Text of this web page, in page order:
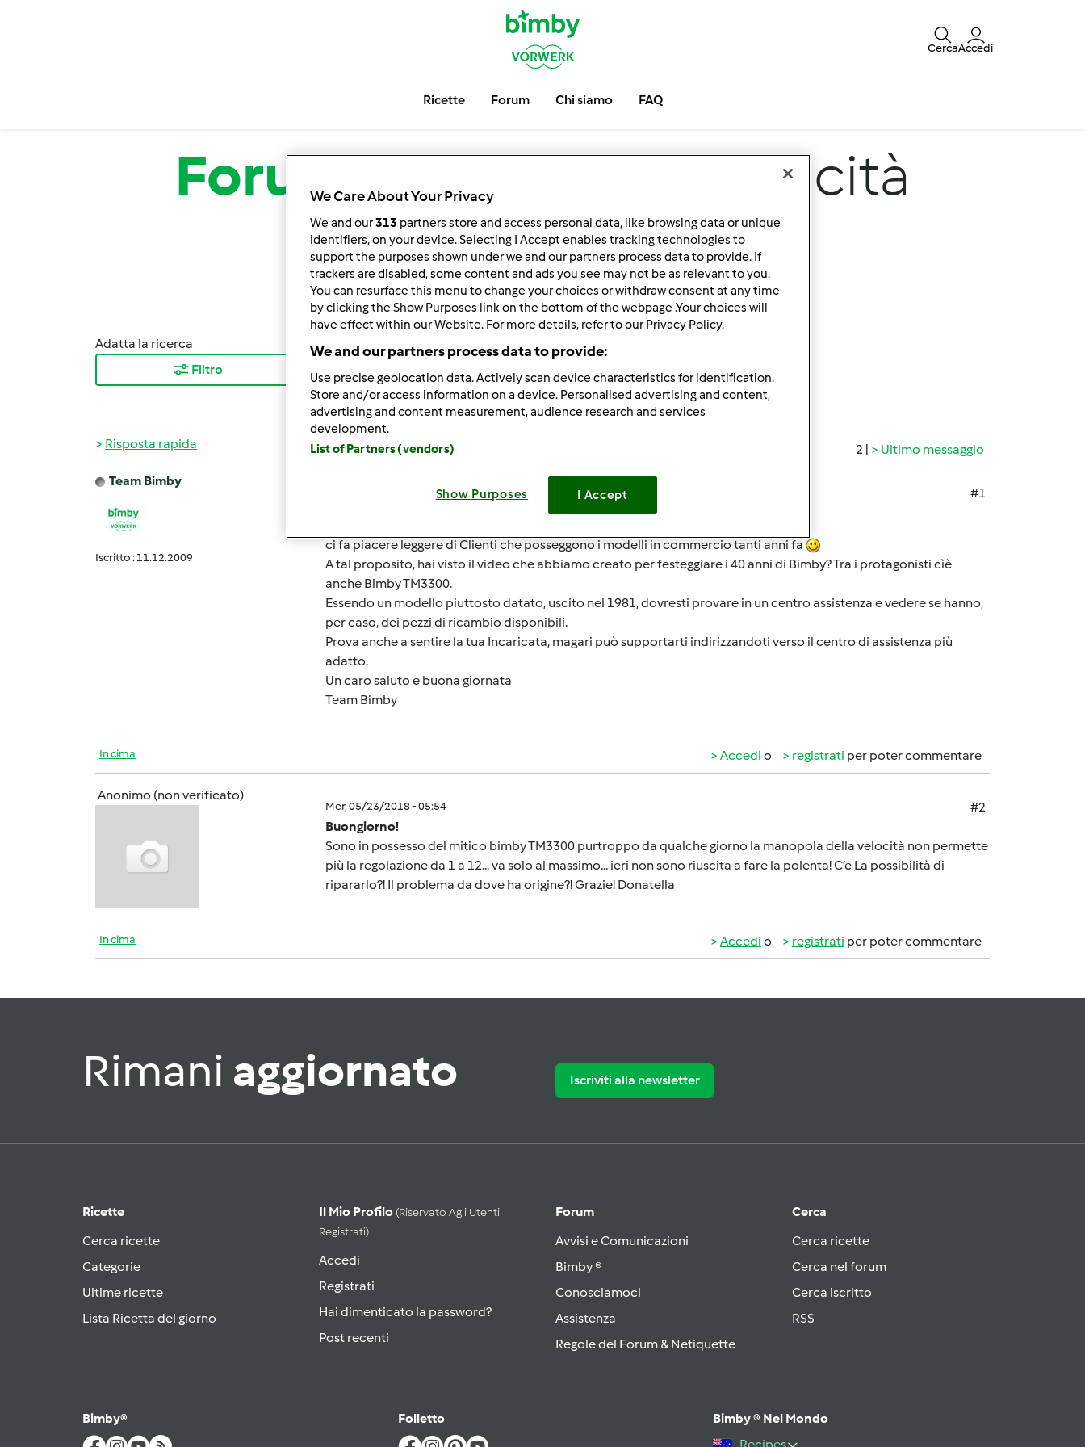
CercaAccedi
Ricette Forum Chi siamo FAQ
ForumRottura della velocità
Adatta la ricerca
Filtro
Ordina per:
I risultati più recenti
Risultati per pagina:
10
2 | Ultimo messaggio
Risposta rapida
Team Bimby
Iscritto : 11.12.2009
Mer, 05/23/2018 - 08:41
#1
ci fa piacere leggere di Clienti che posseggono i modelli in commercio tanti anni fa
A tal proposito, hai visto il video che abbiamo creato per festeggiare i 40 anni di Bimby? Tra i protagonisti cìè
anche Bimby TM3300.
Essendo un modello piuttosto datato, uscito nel 1981, dovresti provare in un centro assistenza e vedere se hanno,
per caso, dei pezzi di ricambio disponibili.
Prova anche a sentire la tua Incaricata, magari può supportarti indirizzandoti verso il centro di assistenza più
adatto.
Un caro saluto e buona giornata
Team Bimby
In cima Accedi o registrati per poter commentare
Anonimo (non verificato)
Mer, 05/23/2018 - 05:54
#2
Buongiorno!
Sono in possesso del mitico bimby TM3300 purtroppo da qualche giorno la manopola della velocità non permette
più la regolazione da 1 a 12... va solo al massimo... ieri non sono riuscita a fare la polenta! C’e La possibilità di
ripararlo?! Il problema da dove ha origine?! Grazie! Donatella
In cima Accedi o registrati per poter commentare
Rimani aggiornato Iscriviti alla newsletter
Ricette
Cerca ricette
Categorie
Ultime ricette
Lista Ricetta del giorno
Il Mio Profilo (riservato Agli Utenti
Registrati)
Accedi
Registrati
Hai dimenticato la password?
Post recenti
Forum
Avvisi e Comunicazioni
Bimby ®
Conosciamoci
Assistenza
Regole del Forum & Netiquette
Cerca
Cerca ricette
Cerca nel forum
Cerca iscritto
RSS
Bimby® Folletto
Bimby ® Nel Mondo
We Care About Your Privacy
We and our313 partners store and access personal data, like browsing data or unique
identifiers, on your device. Selecting I Accept enables tracking technologies to
support the purposes shown under we and our partners process data to provide. If
trackers are disabled, some content and ads you see may not be as relevant to you.
You can resurface this menu to change your choices or withdraw consent at any time
by clicking the Show Purposes link on the bottom of the webpage .Your choices will
have effect within our Website. For more details, refer to our Privacy Policy.
We and our partners process data to provide:
Use precise geolocation data. Actively scan device characteristics for identification.
Store and/or access information on a device. Personalised advertising and content,
advertising and content measurement, audience research and services
development.
List of Partners (vendors)
Show Purposes I Accept